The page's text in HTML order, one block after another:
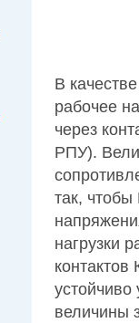
В
рабочее
через
РПУ).
так,
нагрузки
величины